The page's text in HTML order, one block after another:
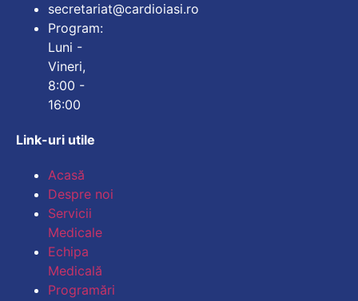
secretariat@cardioiasi.ro
Program:
Luni -
Vineri,
8:00 -
16:00
Link-uri utile
Acasă
Despre noi
Servicii
Medicale
Echipa
Medicală
Programări